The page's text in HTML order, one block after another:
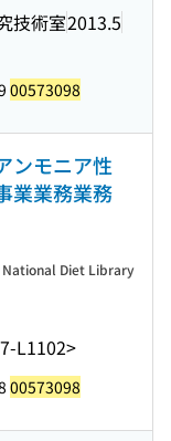
技術室2013.5
00573098
ンモニア性
業業務業務
L1102>
National Diet Library
00573098